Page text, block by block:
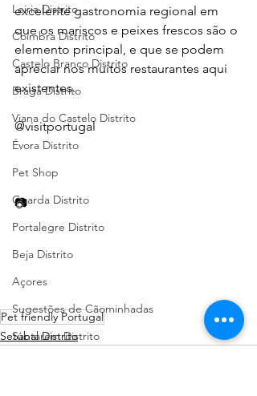
Leiria Distrito
Coimbra Distrito
Castelo Branco Distrito
Braga Distrito
Viana do Castelo Distrito
Évora Distrito
Pet Shop
Guarda Distrito
Portalegre Distrito
Beja Distrito
Açores
Sugestões de Cãominhadas
Santarém Distrito
excelente gastronomia regional em
que os mariscos e peixes frescos são o
elemento principal, e que se podem
apreciar nos muitos restaurantes aqui
existentes.
@visitportugal
📷
Pet friendly Portugal
Setúbal Distrito